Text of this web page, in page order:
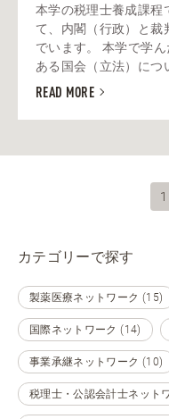
本学の税理士養成課程
て、内閣（行政）と裁
でいます。 本学で学
ある国会（立法）につ
READ MORE
1
カテゴリーで探す
製薬医療ネットワーク (15)
国際ネットワーク (14)
事業承継ネットワーク (10)
税理士・公認会計士ネット